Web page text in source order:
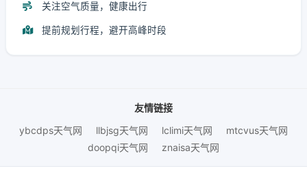
关注空气质量，健康出行
提前规划行程，避开高峰时段
友情链接
ybcdps天气网
llbjsg天气网 lclimi天气网
mtcvus天气网
doopqi天气网
znaisa天气网